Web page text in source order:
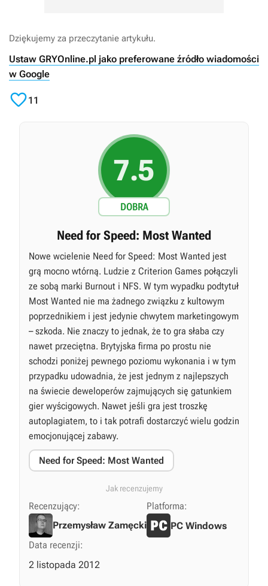
Dziękujemy za przeczytanie artykułu.
Ustaw GRYOnline.pl jako preferowane źródło wiadomości
w Google
11
7.5
DOBRA
Need for Speed: Most Wanted
Nowe wcielenie Need for Speed: Most Wanted jest
grą mocno wtórną. Ludzie z Criterion Games połączyli
ze sobą marki Burnout i NFS. W tym wypadku podtytuł
Most Wanted nie ma żadnego związku z kultowym
poprzednikiem i jest jedynie chwytem marketingowym
– szkoda. Nie znaczy to jednak, że to gra słaba czy
nawet przeciętna. Brytyjska firma po prostu nie
schodzi poniżej pewnego poziomu wykonania i w tym
przypadku udowadnia, że jest jednym z najlepszych
na świecie deweloperów zajmujących się gatunkiem
gier wyścigowych. Nawet jeśli gra jest troszkę
autoplagiatem, to i tak potrafi dostarczyć wielu godzin
emocjonującej zabawy.
Need for Speed: Most Wanted
Jak recenzujemy
Recenzujący:
Przemysław Zamęcki
Platforma:
PC Windows
Data recenzji:
2 listopada 2012